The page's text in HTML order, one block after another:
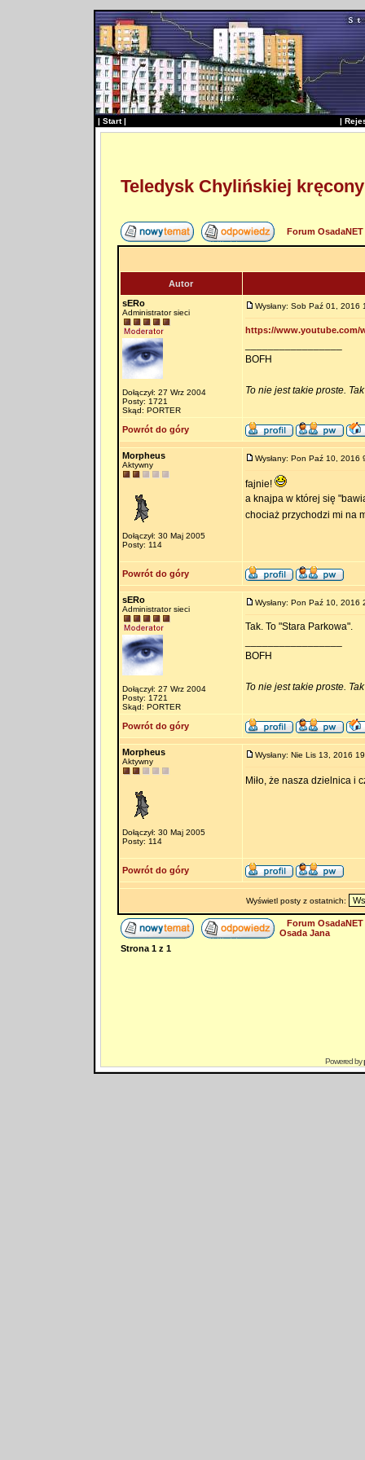
| Start| |
Teledysk Chylińskiej
Forum
Autor
sERo
Administrator sieci
Dołączył: 27 Wrz 2004
Posty: 1721
Skąd: PORTER
Wysłany: Sob Paź 01, 2016
https://www.youtube.com/
BOFH
To nie jest takie proste.
Powrót do góry
Morpheus
Aktywny
Dołączył: 30 Maj 2005
Posty: 114
Wysłany: Pon Paź 10, 2016
fajnie!
a knajpa w której się
chociaż przychodzi mi na
Powrót do góry
sERo
Administrator sieci
Dołączył: 27 Wrz 2004
Posty: 1721
Skąd: PORTER
Wysłany: Pon Paź 10, 2016
Tak. To "Stara Parkowa".
BOFH
To nie jest takie proste.
Powrót do góry
Morpheus
Aktywny
Dołączył: 30 Maj 2005
Posty: 114
Wysłany: Nie Lis 13, 2016
Miło, że nasza dzielnica i
Powrót do góry
Wyświetl posty z ostatnich:
Forum
Osada Jana
Strona 1z 1
Powered by